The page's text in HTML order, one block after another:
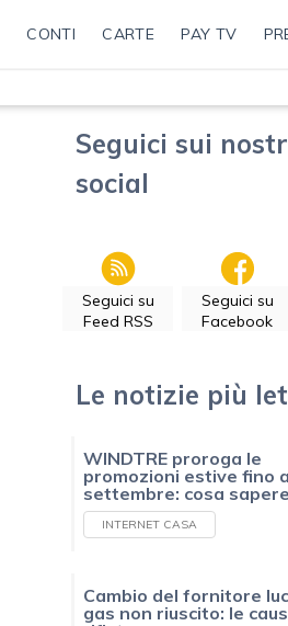
CONTI CARTE PAY TV
Seguici sui
social
Seguici su
Feed RSS
Seguici su
Facebook
Le notizie più
WINDTRE proroga le
promozioni estive fino a
settembre: cosa sapere
INTERNET CASA
Cambio del fornitore
gas non riuscito: le